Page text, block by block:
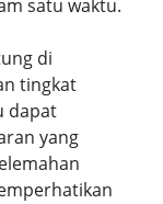
satu waktu.
di
tingkat
dapat
yang